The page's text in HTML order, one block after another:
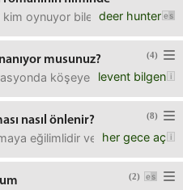
deer hunter
oynuyor bilen var mı?
(4)
musunuz?
levent bilgen
köşeye sıkışıp 3
(8)
nasıl önlenir?
her gece aç
eğilimlidir ve mutlak güç
(2)